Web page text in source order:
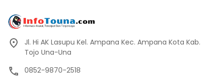
Jl. Hi AK Lasupu Kel. Ampana Kec. Ampana Kota Kab.
Tojo Una-Una
0852-9870-2518